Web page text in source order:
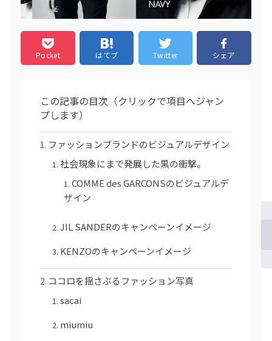
Pocket はてブ Twitter シェア
この記事の目次（クリックで項目へジャン
プします）
ファッションブランドのビジュアルデザイン
社会現象にまで発展した黒の衝撃。
COMME des GARCONSのビジュアルデ
ザイン
JIL SANDERのキャンペーンイメージ
KENZOのキャンペーンイメージ
ココロを揺さぶるファッション写真
sacai
miumiu